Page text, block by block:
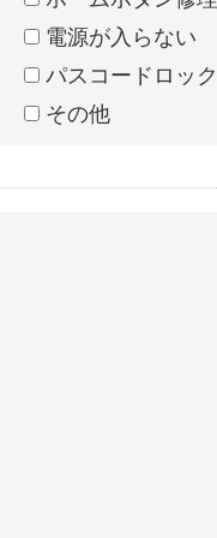
電源が入らない
パスコードロック
その他